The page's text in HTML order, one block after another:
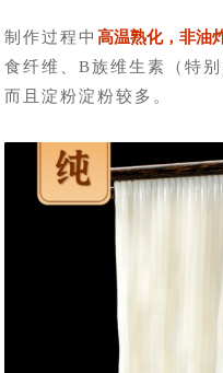
制作过程中高温熟化，非油
食纤维、B族维生素（特
而且淀粉淀粉较多。